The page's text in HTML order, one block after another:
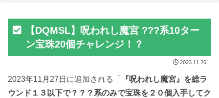
【DQMSL】呪われし魔宮 ???系10ター
ン宝珠20個チャレンジ！？
2023.11.26
2023年11月27日に追加される「
『呪われし魔宮』を総ラ
ウンド１３以下で？？？系のみで宝珠を２０個入手してク